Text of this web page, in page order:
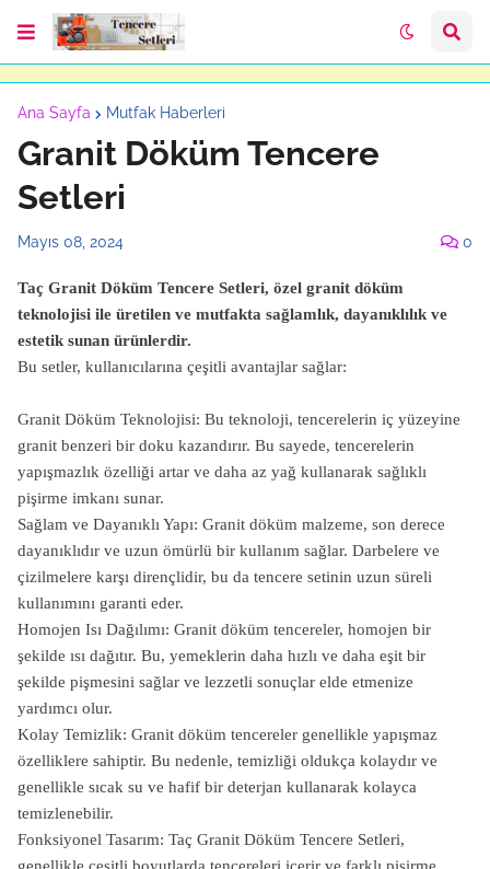
Ana Sayfa Mutfak Haberleri
Granit Döküm Tencere
Setleri
Mayıs 08, 2024 0
Taç Granit Döküm Tencere Setleri, özel granit döküm
teknolojisi ile üretilen ve mutfakta sağlamlık, dayanıklılık ve
estetik sunan ürünlerdir.
Bu setler, kullanıcılarına çeşitli avantajlar sağlar:
Granit Döküm Teknolojisi: Bu teknoloji, tencerelerin iç yüzeyine
granit benzeri bir doku kazandırır. Bu sayede, tencerelerin
yapışmazlık özelliği artar ve daha az yağ kullanarak sağlıklı
pişirme imkanı sunar.
Sağlam ve Dayanıklı Yapı: Granit döküm malzeme, son derece
dayanıklıdır ve uzun ömürlü bir kullanım sağlar. Darbelere ve
çizilmelere karşı dirençlidir, bu da tencere setinin uzun süreli
kullanımını garanti eder.
Homojen Isı Dağılımı: Granit döküm tencereler, homojen bir
şekilde ısı dağıtır. Bu, yemeklerin daha hızlı ve daha eşit bir
şekilde pişmesini sağlar ve lezzetli sonuçlar elde etmenize
yardımcı olur.
Kolay Temizlik: Granit döküm tencereler genellikle yapışmaz
özelliklere sahiptir. Bu nedenle, temizliği oldukça kolaydır ve
genellikle sıcak su ve hafif bir deterjan kullanarak kolayca
temizlenebilir.
Fonksiyonel Tasarım: Taç Granit Döküm Tencere Setleri,